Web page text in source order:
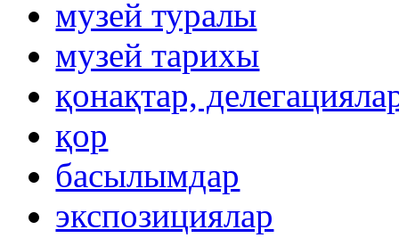
музей туралы
музей тарихы
қонақтар,
қор
басылымдар
экспозициялар